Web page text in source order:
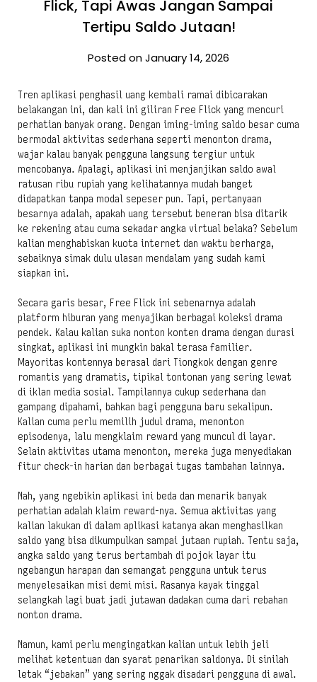
Flick, Tapi Awas Jangan Sampai
Tertipu Saldo Jutaan!
Posted on January 14, 2026
Tren aplikasi penghasil uang kembali ramai dibicarakan
belakangan ini, dan kali ini giliran Free Flick yang mencuri
perhatian banyak orang. Dengan iming-iming saldo besar cuma
bermodal aktivitas sederhana seperti menonton drama,
wajar kalau banyak pengguna langsung tergiur untuk
mencobanya. Apalagi, aplikasi ini menjanjikan saldo awal
ratusan ribu rupiah yang kelihatannya mudah banget
didapatkan tanpa modal sepeser pun. Tapi, pertanyaan
besarnya adalah, apakah uang tersebut beneran bisa ditarik
ke rekening atau cuma sekadar angka virtual belaka? Sebelum
kalian menghabiskan kuota internet dan waktu berharga,
sebaiknya simak dulu ulasan mendalam yang sudah kami
siapkan ini.
Secara garis besar, Free Flick ini sebenarnya adalah
platform hiburan yang menyajikan berbagai koleksi drama
pendek. Kalau kalian suka nonton konten drama dengan durasi
singkat, aplikasi ini mungkin bakal terasa familier.
Mayoritas kontennya berasal dari Tiongkok dengan genre
romantis yang dramatis, tipikal tontonan yang sering lewat
di iklan media sosial. Tampilannya cukup sederhana dan
gampang dipahami, bahkan bagi pengguna baru sekalipun.
Kalian cuma perlu memilih judul drama, menonton
episodenya, lalu mengklaim reward yang muncul di layar.
Selain aktivitas utama menonton, mereka juga menyediakan
fitur check-in harian dan berbagai tugas tambahan lainnya.
Nah, yang ngebikin aplikasi ini beda dan menarik banyak
perhatian adalah klaim reward-nya. Semua aktivitas yang
kalian lakukan di dalam aplikasi katanya akan menghasilkan
saldo yang bisa dikumpulkan sampai jutaan rupiah. Tentu saja,
angka saldo yang terus bertambah di pojok layar itu
ngebangun harapan dan semangat pengguna untuk terus
menyelesaikan misi demi misi. Rasanya kayak tinggal
selangkah lagi buat jadi jutawan dadakan cuma dari rebahan
nonton drama.
Namun, kami perlu mengingatkan kalian untuk lebih jeli
melihat ketentuan dan syarat penarikan saldonya. Di sinilah
letak “jebakan” yang sering nggak disadari pengguna di awal.